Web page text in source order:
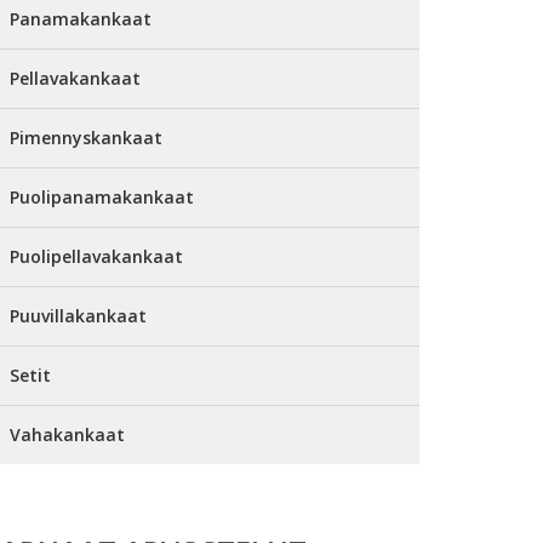
Panamakankaat
Pellavakankaat
Pimennyskankaat
Puolipanamakankaat
Puolipellavakankaat
Puuvillakankaat
Setit
Vahakankaat